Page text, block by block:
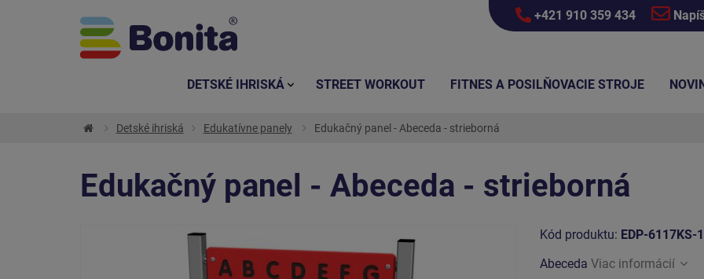
+421 910 359 434
Detské ihriská Edukatívne panely Edukačný panel - Abeceda - strieborná
Edukačný panel - Abeceda - strieborná
Kód produktu: EDP-6117KS-
Abeceda Viac informácií
DETSKÉ IHRISKÁ STREET WORKOUT FITNES A POSILŇOVACIE STROJE